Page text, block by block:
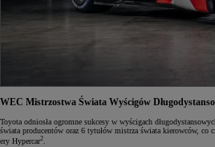
WEC Mistrzostwa Świata Wyścigów
Toyota odniosła ogromne sukcesy w wyścigach
świata producentów oraz 6 tytułów mistrza świata kierowców, co
ery Hypercar2.